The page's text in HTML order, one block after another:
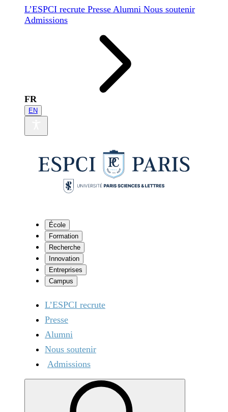
L’ESPCI recrute Presse Alumni Nous soutenir
Admissions
FR
EN
École
Formation
Recherche
Innovation
Entreprises
Campus
L’ESPCI recrute
Presse
Alumni
Nous soutenir
Admissions